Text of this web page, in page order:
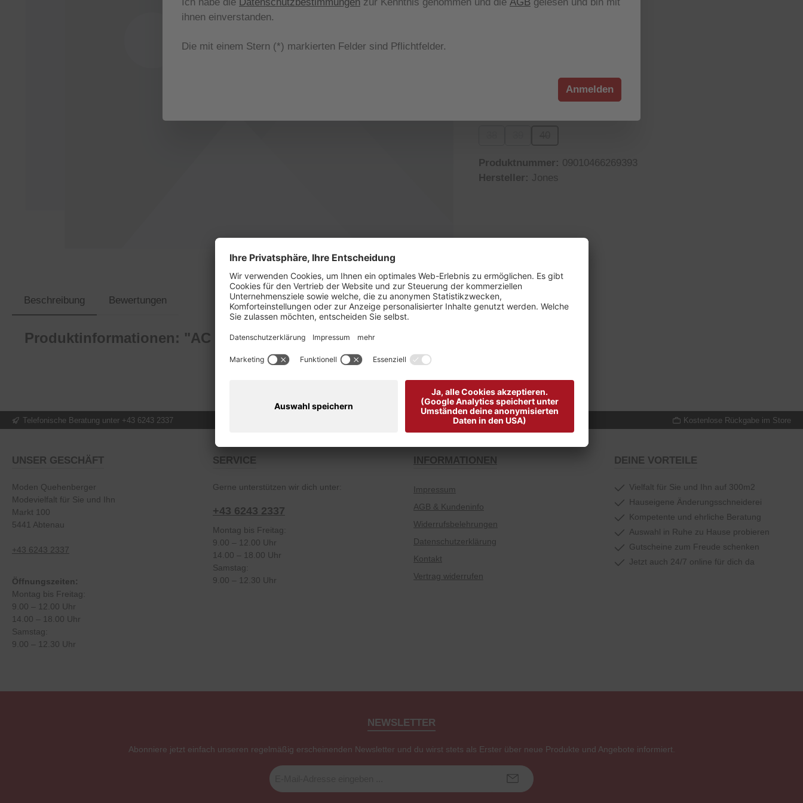
(Diese Option ist zurzeit nicht verfügbar.)
Produktnummer: 09010466269393
Hersteller: Jones
Beschreibung Bewertungen
Produktinformationen: "AC Schuh"
Telefonische Beratung unter +43 6243 2337 Gutscheine zum Freude schenken Kostenlose Rückgabe im Store
SERVICE
Gerne unterstützen wir dich unter:
+43 6243 2337
Montag bis Freitag:
9.00 – 12.00 Uhr
14.00 – 18.00 Uhr
Samstag:
9.00 – 12.30 Uhr
INFORMATIONEN
Impressum
AGB & Kundeninfo
Widerrufsbelehrungen
Datenschutzerklärung
Kontakt
Vertrag widerrufen
UNSER GESCHÄFT
Moden Quehenberger
Modevielfalt für Sie und Ihn
Markt 100
5441 Abtenau
+43 6243 2337
Öffnungszeiten:
Montag bis Freitag:
9.00 – 12.00 Uhr
14.00 – 18.00 Uhr
Samstag:
9.00 – 12.30 Uhr
DEINE VORTEILE
Vielfalt für Sie und Ihn auf 300m2
Hauseigene Änderungsschneiderei
Kompetente und ehrliche Beratung
Auswahl in Ruhe zu Hause probieren
Gutscheine zum Freude schenken
Jetzt auch 24/7 online für dich da
NEWSLETTER
Abonniere jetzt einfach unseren regelmäßig erscheinenden Newsletter und du wirst stets als Erster über neue Produkte und Angebote informiert.
E-
Mail-
ihnen einverstanden.
Die mit einem Stern (*) markierten Felder sind Pflichtfelder.
Anmelden